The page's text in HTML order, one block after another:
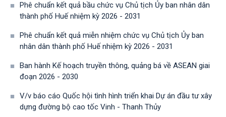
Phê chuẩn kết quả bầu chức vụ Chủ tịch Ủy ban nhân dân
thành phố Huế nhiệm kỳ 2026 - 2031
Phê chuẩn kết quả miễn nhiệm chức vụ Chủ tịch Ủy ban
nhân dân thành phố Huế nhiệm kỳ 2026 - 2031
Ban hành Kế hoạch truyền thông, quảng bá về ASEAN giai
đoạn 2026 - 2030
V/v báo cáo Quốc hội tình hình triển khai Dự án đầu tư xây
dựng đường bộ cao tốc Vinh - Thanh Thủy